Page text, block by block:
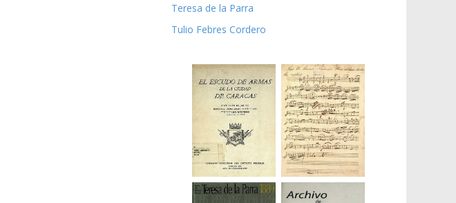
Teresa de la Parra
Tulio Febres Cordero